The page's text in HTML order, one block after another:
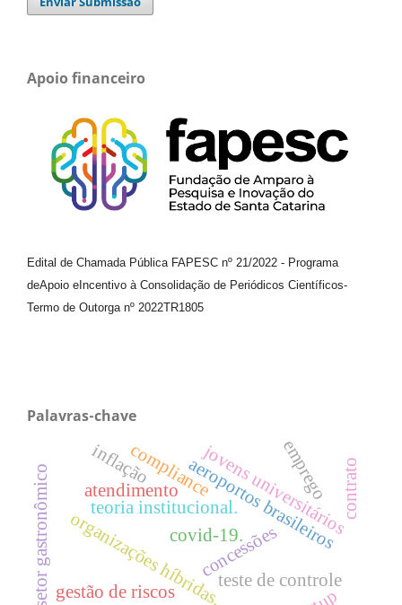
Apoio financeiro
Edital de Chamada Pública FAPESC nº 21/2022 - Programa
deApoio e Incentivo à Consolidação de Periódicos Científicos-
Termo de Outorga nº 2022TR1805
Palavras-chave
covid-19.
concessões
aeroportos brasileiros
organizações híbridas.
teoria institucional.
teste de controle
gestão de riscos
compliance
setor gastronômico atendimento jovens universitários
emprego contrato
inflação